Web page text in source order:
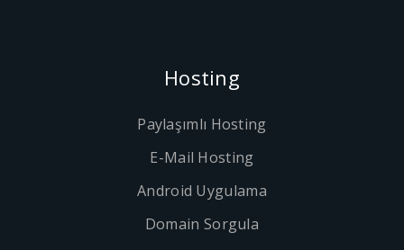
Hosting
Paylaşımlı Hosting
E-Mail Hosting
Android Uygulama
Domain Sorgula